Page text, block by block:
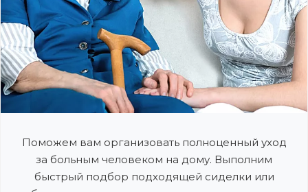
Поможем вам организовать полноценный уход
за больным человеком на дому. Выполним
быстрый подбор подходящей сиделки или